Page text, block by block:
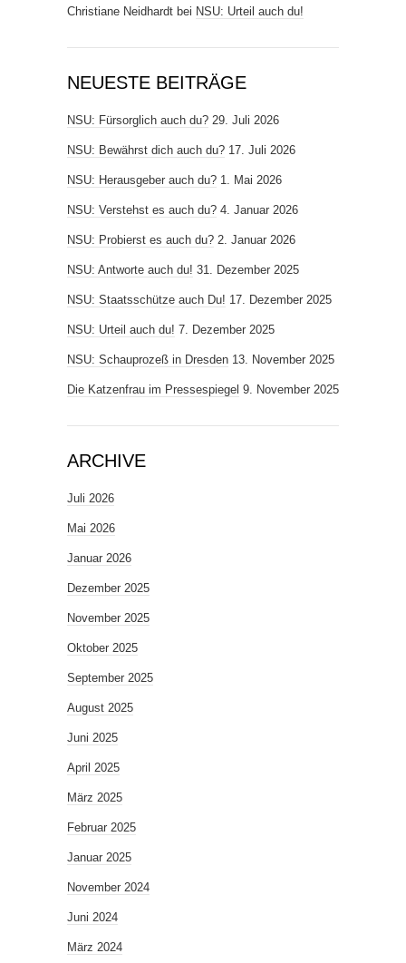
Christiane Neidhardt bei NSU: Urteil auch du!
NEUESTE BEITRÄGE
NSU: Fürsorglich auch du? 29. Juli 2026
NSU: Bewährst dich auch du? 17. Juli 2026
NSU: Herausgeber auch du? 1. Mai 2026
NSU: Verstehst es auch du? 4. Januar 2026
NSU: Probierst es auch du? 2. Januar 2026
NSU: Antworte auch du! 31. Dezember 2025
NSU: Staatsschütze auch Du! 17. Dezember 2025
NSU: Urteil auch du! 7. Dezember 2025
NSU: Schauprozeß in Dresden 13. November 2025
Die Katzenfrau im Pressespiegel 9. November 2025
ARCHIVE
Juli 2026
Mai 2026
Januar 2026
Dezember 2025
November 2025
Oktober 2025
September 2025
August 2025
Juni 2025
April 2025
März 2025
Februar 2025
Januar 2025
November 2024
Juni 2024
März 2024